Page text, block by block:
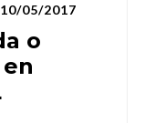
10/05/2017
o